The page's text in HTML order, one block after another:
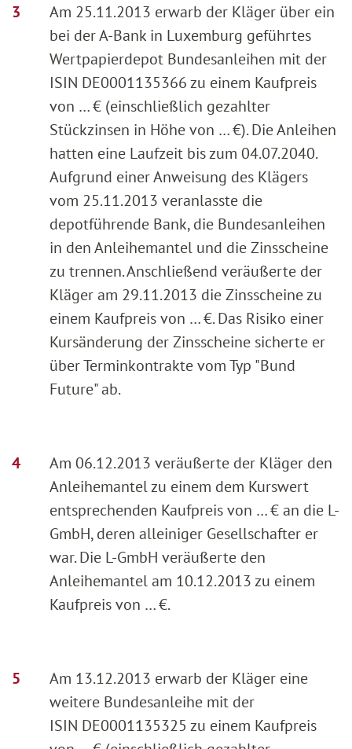
Am 25.11.2013 erwarb der Kläger über ein
bei der A-Bank in Luxemburg geführtes
Wertpapierdepot Bundesanleihen mit der
ISIN DE0001135366 zu einem Kaufpreis
von … € (einschließlich gezahlter
Stückzinsen in Höhe von … €). Die Anleihen
hatten eine Laufzeit bis zum 04.07.2040.
Aufgrund einer Anweisung des Klägers
vom 25.11.2013 veranlasste die
depotführende Bank, die Bundesanleihen
in den Anleihemantel und die Zinsscheine
zu trennen. Anschließend veräußerte der
Kläger am 29.11.2013 die Zinsscheine zu
einem Kaufpreis von … €. Das Risiko einer
Kursänderung der Zinsscheine sicherte er
über Terminkontrakte vom Typ "Bund
Future" ab.
Am 06.12.2013 veräußerte der Kläger den
Anleihemantel zu einem dem Kurswert
entsprechenden Kaufpreis von … € an die L-
GmbH, deren alleiniger Gesellschafter er
war. Die L-GmbH veräußerte den
Anleihemantel am 10.12.2013 zu einem
Kaufpreis von … €.
Am 13.12.2013 erwarb der Kläger eine
weitere Bundesanleihe mit der
ISIN DE0001135325 zu einem Kaufpreis